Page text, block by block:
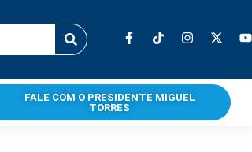
FALE COM O PRESIDENTE MIGUEL
TORRES